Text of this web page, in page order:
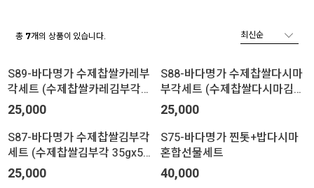
총 7개의 상품이 있습니다.
S89-바다명가 수제찹쌀카레부
각세트 (수제찹쌀카레김부각
35gx5봉)
25,000
S88-바다명가 수제찹쌀다시마
부각세트 (수제찹쌀다시마김부
각 30gx5봉)
25,000
S87-바다명가 수제찹쌀김부각
세트 (수제찹쌀김부각 35gx5
봉)
25,000
S75-바다명가 찐톳+밥다시마
혼합선물세트
40,000